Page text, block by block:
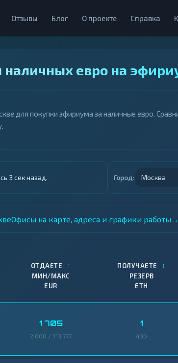
Отзывы Блог О проекте Справка
евро на
для покупки эфириума за наличные евро.
4 сек назад. Город: Москва
Офисы на карте, адреса и графики работы →
ОТДАЕТЕ ↑
МИН/МАКС
EUR
ПОЛУЧАЕТЕ ↕
РЕЗЕРВ
ETH
1 705
2 000 / 713 777
1
430